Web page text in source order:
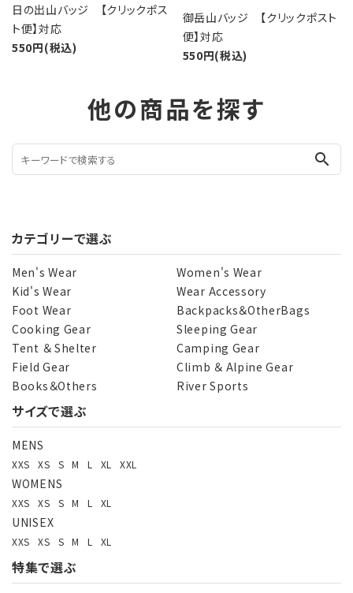
日の出山バッジ 【クリックポス
ト便】対応
550円(税込)
御岳山バッジ 【クリックポスト
便】対応
550円(税込)
他の商品を探す
search
カテゴリーで選ぶ
Men's Wear
Women's Wear
Kid's Wear
Wear Accessory
Foot Wear
Backpacks＆OtherBags
Cooking Gear
Sleeping Gear
Tent ＆ Shelter
Camping Gear
Field Gear
Climb ＆ Alpine Gear
Books＆Others
River Sports
サイズで選ぶ
MENS
XXS XS S M L XL XXL
WOMENS
XXS XS S M L XL
UNISEX
XXS XS S M L XL
特集で選ぶ